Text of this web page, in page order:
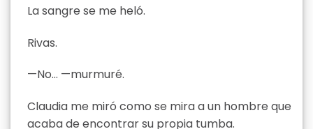
La sangre se me heló.
Rivas.
—No… —murmuré.
Claudia me miró como se mira a un hombre que
acaba de encontrar su propia tumba.